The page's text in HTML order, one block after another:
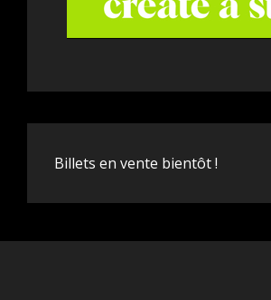
Billets en vente bientôt !